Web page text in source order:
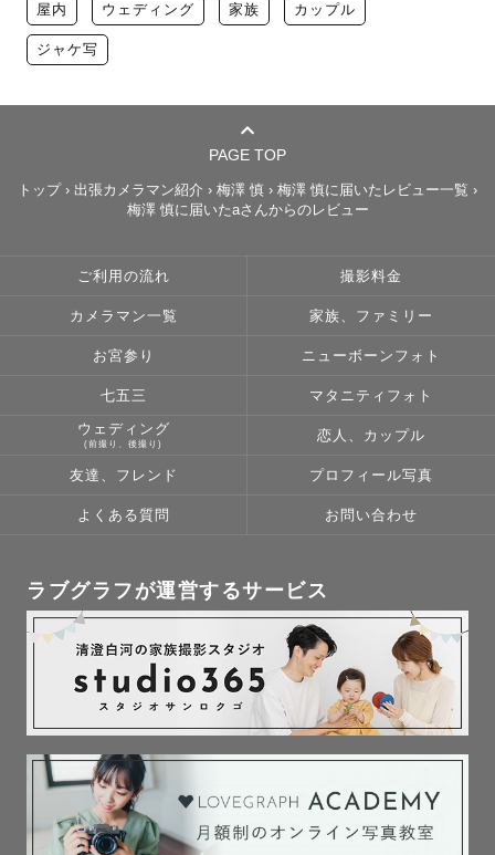
屋内 ウェディング 家族 カップル
ジャケ写
PAGE TOP
トップ › 出張カメラマン紹介 › 梅澤 慎 › 梅澤 慎に届いたレビュー一覧 ›
梅澤 慎に届いたaさんからのレビュー
ご利用の流れ 撮影料金
カメラマン一覧 家族、ファミリー
お宮参り ニューボーンフォト
七五三 マタニティフォト
ウェディング
(前撮り、後撮り)
恋人、カップル
友達、フレンド プロフィール写真
よくある質問 お問い合わせ
ラブグラフが運営するサービス